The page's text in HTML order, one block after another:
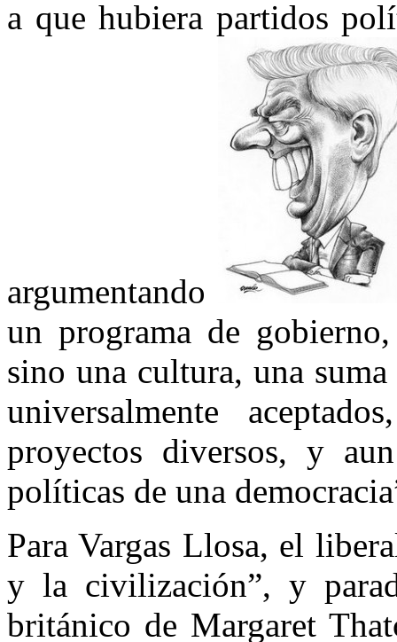
a que hubiera partidos
argumentando
un programa de
sino una cultura, una
universalmente
proyectos diversos, y
políticas de una
Para Vargas Llosa, el
y la civilización”, y
británico de Margaret